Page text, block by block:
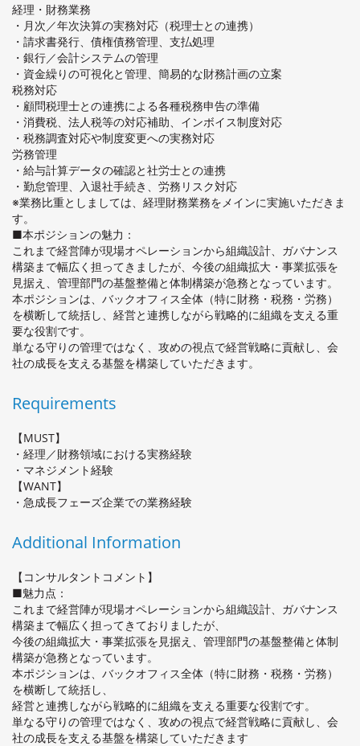
経理・財務業務
・月次／年次決算の実務対応（税理士との連携）
・請求書発行、債権債務管理、支払処理
・銀行／会計システムの管理
・資金繰りの可視化と管理、簡易的な財務計画の立案
税務対応
・顧問税理士との連携による各種税務申告の準備
・消費税、法人税等の対応補助、インボイス制度対応
・税務調査対応や制度変更への実務対応
労務管理
・給与計算データの確認と社労士との連携
・勤怠管理、入退社手続き、労務リスク対応
※業務比重としましては、経理財務業務をメインに実施いただきま
す。
■本ポジションの魅力：
これまで経営陣が現場オペレーションから組織設計、ガバナンス
構築まで幅広く担ってきましたが、今後の組織拡大・事業拡張を
見据え、管理部門の基盤整備と体制構築が急務となっています。
本ポジションは、バックオフィス全体（特に財務・税務・労務）
を横断して統括し、経営と連携しながら戦略的に組織を支える重
要な役割です。
単なる守りの管理ではなく、攻めの視点で経営戦略に貢献し、会
社の成長を支える基盤を構築していただきます。
Requirements
【MUST】
・経理／財務領域における実務経験
・マネジメント経験
【WANT】
・急成長フェーズ企業での業務経験
Additional Information
【コンサルタントコメント】
■魅力点：
これまで経営陣が現場オペレーションから組織設計、ガバナンス
構築まで幅広く担ってきておりましたが、
今後の組織拡大・事業拡張を見据え、管理部門の基盤整備と体制
構築が急務となっています。
本ポジションは、バックオフィス全体（特に財務・税務・労務）
を横断して統括し、
経営と連携しながら戦略的に組織を支える重要な役割です。
単なる守りの管理ではなく、攻めの視点で経営戦略に貢献し、会
社の成長を支える基盤を構築していただきます